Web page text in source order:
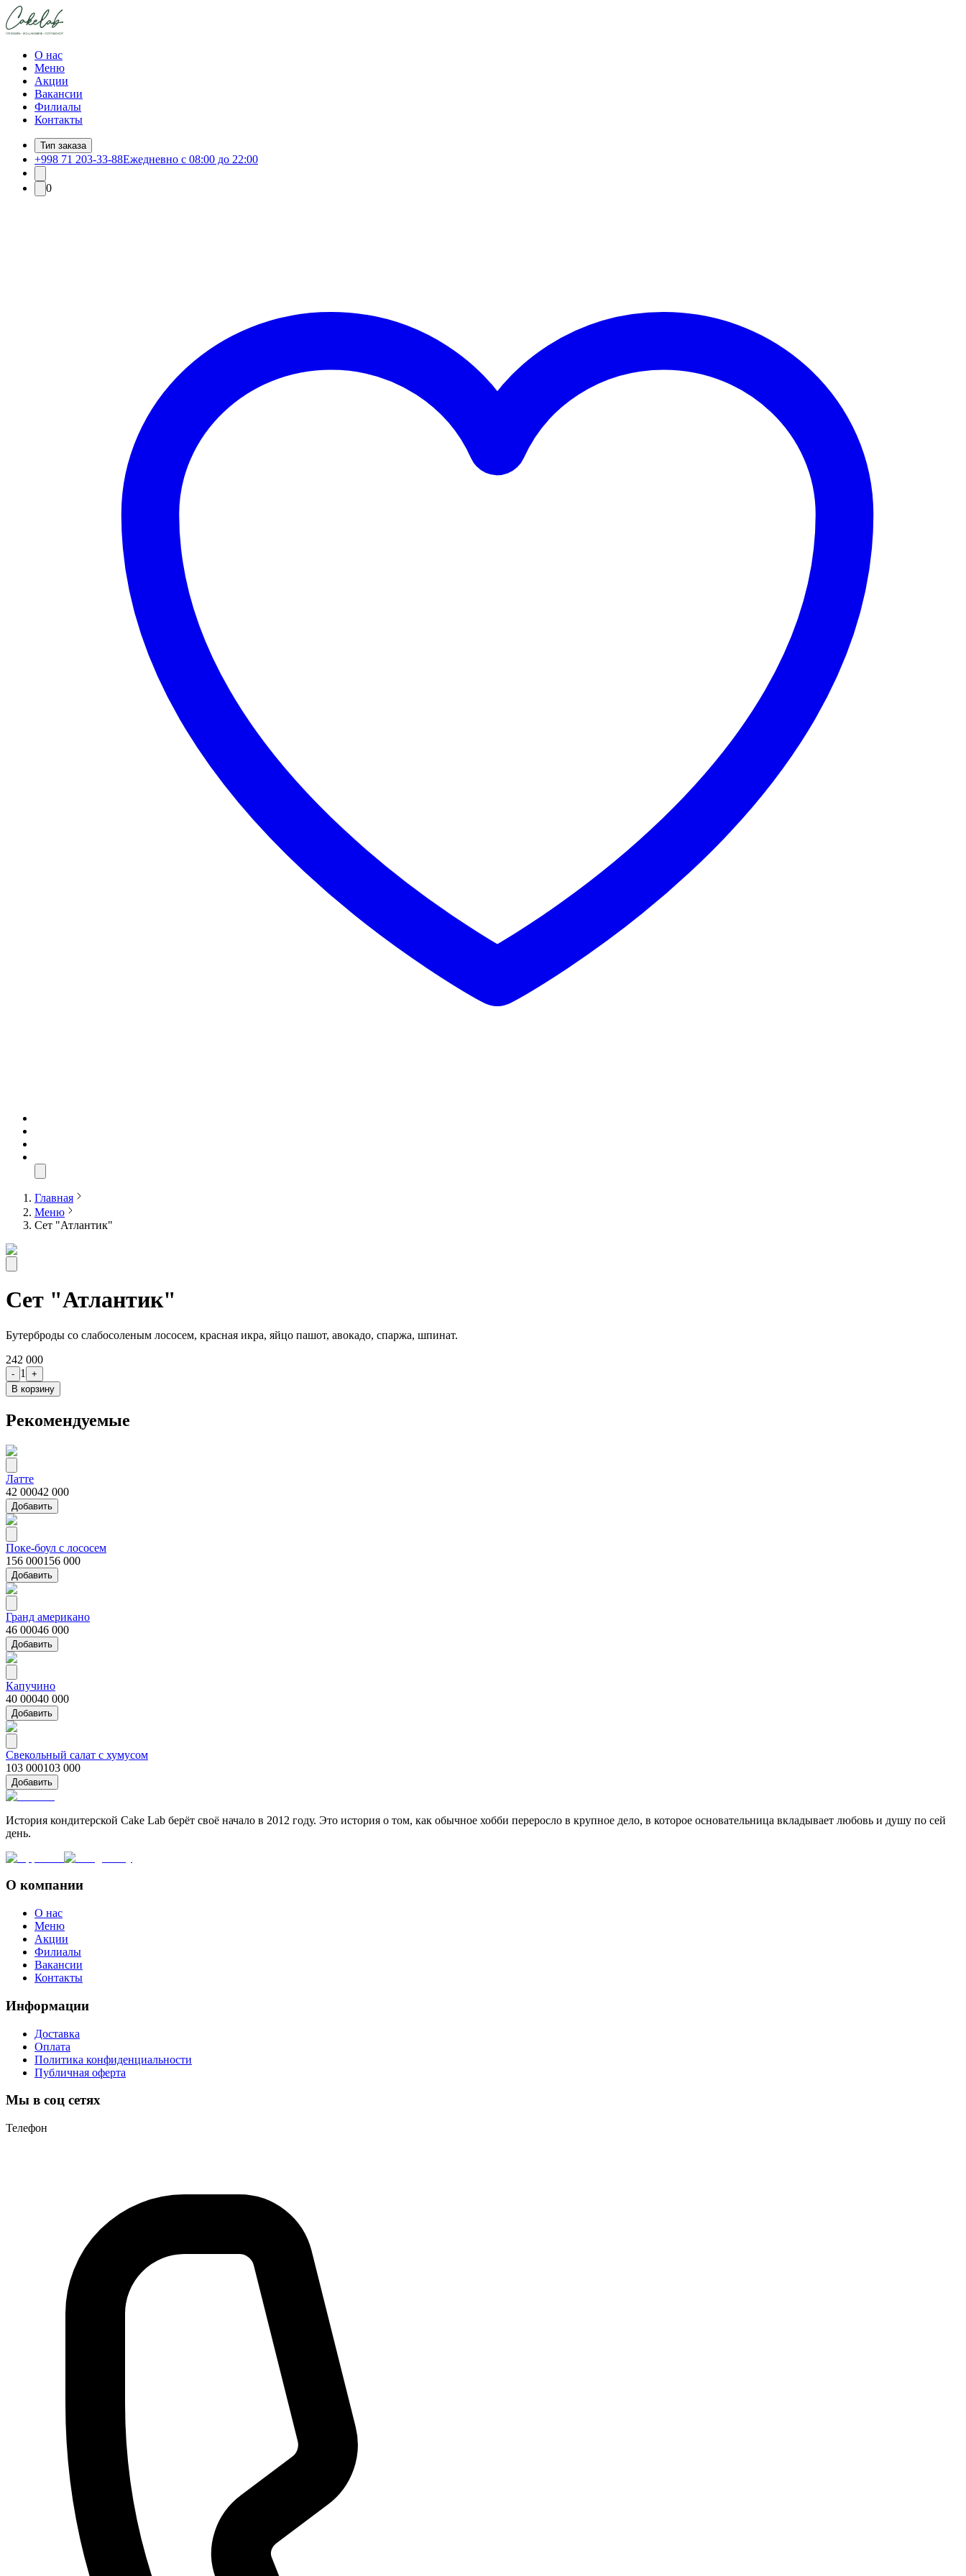
О нас
Меню
Акции
Вакансии
Филиалы
Контакты
Тип заказа
+998 71 203-33-88Ежедневно с 08:00 до 22:00
0
Главная
Меню
Сет "Атлантик"
Сет "Атлантик"
Бутерброды со слабосоленым лососем, красная икра, яйцо пашот, авокадо, спаржа, шпинат.
242 000
- 1
+
В корзину
Рекомендуемые
Латте
42 00042 000
Добавить
Поке‑боул с лососем
156 000156 000
Добавить
Гранд американо
46 00046 000
Добавить
Капучино
40 00040 000
Добавить
Свекольный салат с хумусом
103 000103 000
Добавить
История кондитерской Cake Lab берёт своё начало в 2012 году. Это история о том, как обычное хобби переросло в крупное дело, в которое основательница вкладывает любовь и душу по сей
день.
О компании
О нас
Меню
Акции
Филиалы
Вакансии
Контакты
Информации
Доставка
Оплата
Политика конфиденциальности
Публичная оферта
Мы в соц сетях
Телефон